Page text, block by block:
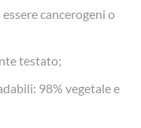
cancerogeni o
testato;
98% vegetale e